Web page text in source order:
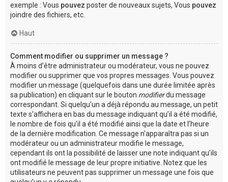
exemple : Vous pouvez poster de nouveaux sujets, Vous pouvez
joindre des fichiers, etc.
Haut
Comment modifier ou supprimer un message ?
À moins d’être administrateur ou modérateur, vous ne pouvez
modifier ou supprimer que vos propres messages. Vous pouvez
modifier un message (quelquefois dans une durée limitée après
sa publication) en cliquant sur le bouton modifierdu message
correspondant. Si quelqu’un a déjà répondu au message, un petit
texte s’affichera en bas du message indiquant qu’il a été modifié,
le nombre de fois qu’il a été modifié ainsi que la date et l’heure
de la dernière modification. Ce message n’apparaîtra pas si un
modérateur ou un administrateur modifie le message,
cependant ils ont la possibilité de laisser une note indiquant qu’ils
ont modifié le message de leur propre initiative. Notez que les
utilisateurs ne peuvent pas supprimer un message une fois que